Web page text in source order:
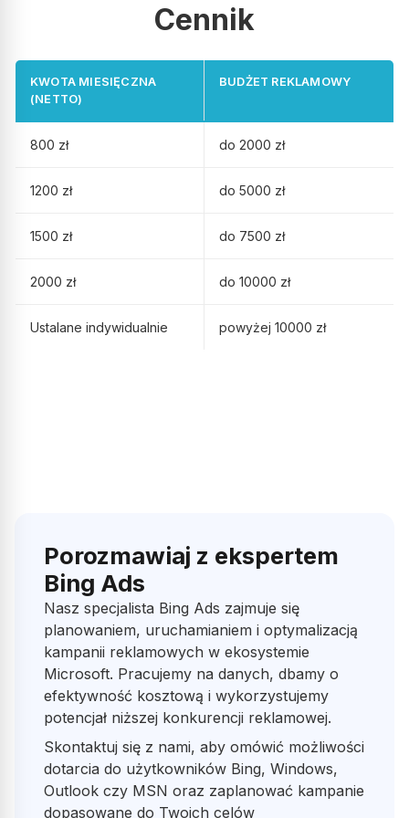
Cennik
KWOTA MIESIĘCZNA
(NETTO)
BUDŻET REKLAMOWY
800 zł do 2000 zł
1200 zł do 5000 zł
1500 zł do 7500 zł
2000 zł do 10000 zł
Ustalane indywidualnie powyżej 10000 zł
Porozmawiaj z ekspertem
Bing Ads
Nasz specjalista Bing Ads zajmuje się
planowaniem, uruchamianiem i optymalizacją
kampanii reklamowych w ekosystemie
Microsoft. Pracujemy na danych, dbamy o
efektywność kosztową i wykorzystujemy
potencjał niższej konkurencji reklamowej.
Skontaktuj się z nami, aby omówić możliwości
dotarcia do użytkowników Bing, Windows,
Outlook czy MSN oraz zaplanować kampanie
dopasowane do Twoich celów
Szczerze polecam, indywidualne podejście do klienta
Pokaż więcej
Opublikowano w Google
AM
Adam Małysz
5 usług w jednym miejscu, polecam
Opublikowano w Google